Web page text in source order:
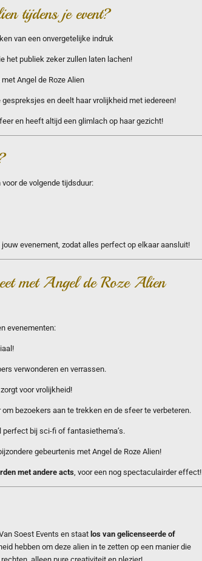
tijdens je event?
van een onvergetelijke indruk
het publiek zeker zullen laten lachen!
Angel de Roze Alien
en deelt haar vrolijkheid met iedereen!
en heeft altijd een glimlach op haar gezicht!
voor de volgende tijdsduur:
evenement, zodat alles perfect op elkaar aansluit!
met Angel de Roze Alien
evenementen:
verwonderen en verrassen.
voor vrolijkheid!
bezoekers aan te trekken en de sfeer te verbeteren.
bij sci-fi of fantasiethema’s.
gebeurtenis met Angel de Roze Alien!
met andere acts , voor een nog spectaculairder effect!
Soest Events en staat los van gelicenseerde of
hebben om deze alien in te zetten op een manier die